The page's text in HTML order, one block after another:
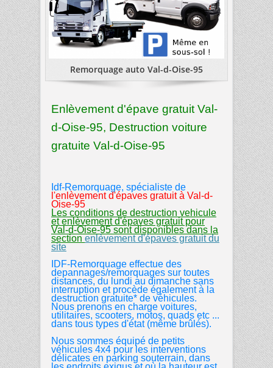
Remorquage auto Val-d-Oise-95
Enlèvement d'épave gratuit Val-
d-Oise-95, Destruction voiture
gratuite Val-d-Oise-95
Idf-Remorquage, spécialiste de
l'enlèvement d'épaves gratuità Val-d-
Oise-95
Les conditions de destruction vehicule
et enlèvement d'épaves gratuit pour
Val-d-Oise-95 sont disponibles dans la
section enlèvement d'épaves gratuit du
site
IDF-Remorquage effectue des
depannages/remorquages sur toutes
distances, du lundi au dimanche sans
interruption et procède également à la
destruction gratuite* de véhicules.
Nous prenons en charge voitures,
utilitaires, scooters, motos, quads etc ...
dans tous types d'état (même brûlés).
Nous sommes équipé de petits
véhicules 4x4 pour les interventions
délicates en parking souterrain, dans